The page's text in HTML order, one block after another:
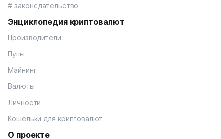
# законодательство
Энциклопедия криптовалют
Производители
Пулы
Майнинг
Валюты
Личности
Кошельки для криптовалют
О проекте